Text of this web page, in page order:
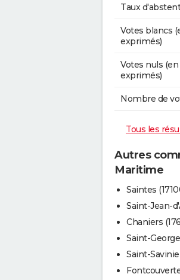
Taux
Votes blancs
exprimés)
Votes nuls
exprimés)
Nombre de
Tous les
Autres
Maritime
Saintes
Saint-Jean-
Chaniers
Saint-
Saint-